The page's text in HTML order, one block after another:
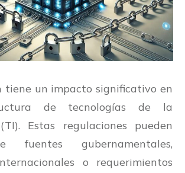
tiene un impacto significativo en
de tecnologías de la
Estas regulaciones pueden
fuentes gubernamentales,
o requerimientos